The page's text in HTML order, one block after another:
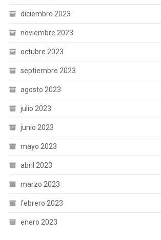
diciembre 2023
noviembre 2023
octubre 2023
septiembre 2023
agosto 2023
julio 2023
junio 2023
mayo 2023
abril 2023
marzo 2023
febrero 2023
enero 2023